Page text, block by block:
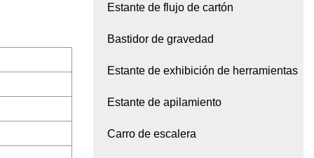
Estante de flujo de cartón
Bastidor de gravedad
Estante de exhibición de herramientas
Estante de apilamiento
Carro de escalera